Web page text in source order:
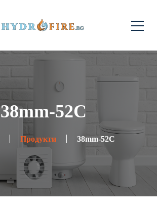
38mm-52C
Продукти 38mm-52C